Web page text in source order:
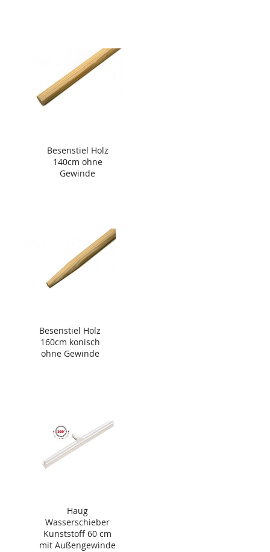
Besenstiel Holz
140cm ohne
Gewinde
Besenstiel Holz
160cm konisch
ohne Gewinde
Haug
Wasserschieber
Kunststoff 60 cm
mit Außengewinde